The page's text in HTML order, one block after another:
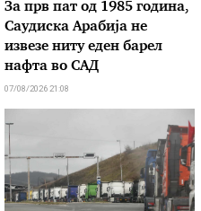
За прв пат од 1985 година,
Саудиска Арабија не
извезе ниту еден барел
нафта во САД
07/08/2026 21:08